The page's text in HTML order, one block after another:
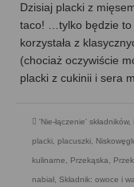
Dzisiaj placki z
taco! …tylko będzie to
korzystała z
(chociaż oczywiście
placki z cukinii i sera
'Nie-łączenie' składników,
placki, placuszki,
kulinarne, Przekąska,
nabiał, Składnik: owoce i